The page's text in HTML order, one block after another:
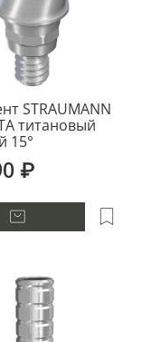
STRAUMANN
титановый
15°
₽